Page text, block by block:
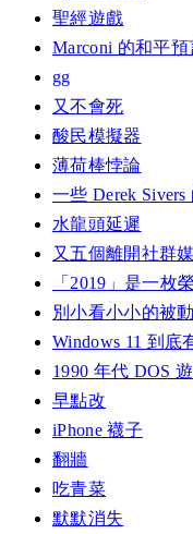
聖經遊戲
Marconi 的和平預
gg
又不會死
酸民模擬器
薄荷棒悖論
一些 Derek Sivers
水龍頭延遲
又五個離開社群
「2019」是一枚
別小看小小的被
Windows 11 到底
1990 年代 DOS
早點改
iPhone 襪子
翻牆
吃青菜
默默消失